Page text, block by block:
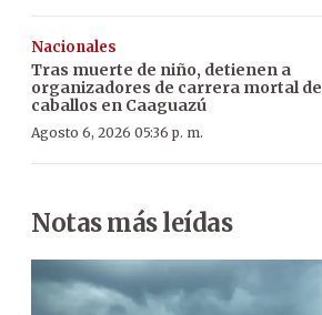
Nacionales
Tras muerte de niño, detienen a
organizadores de carrera mortal de
caballos en Caaguazú
Agosto 6, 2026 05:36 p. m.
Notas más leídas